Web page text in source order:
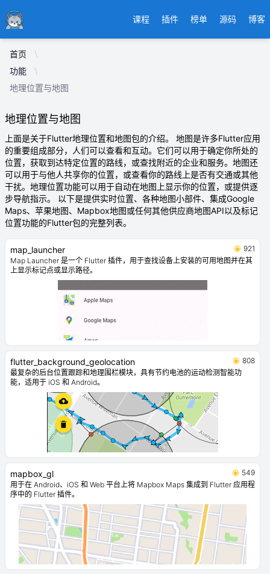
Ducafecat 课程 插件 榜单 源码 博客
首页
功能
地理位置与地图
地理位置与地图
上面是关于Flutter地理位置和地图包的介绍。 地图是许多Flutter应用
的重要组成部分，人们可以查看和互动。它们可以用于确定你所处的
位置，获取到达特定位置的路线，或查找附近的企业和服务。地图还
可以用于与他人共享你的位置，或查看你的路线上是否有交通或其他
干扰。地理位置功能可以用于自动在地图上显示你的位置，或提供逐
步导航指示。 以下是提供实时位置、各种地图小部件、集成Google
Maps、苹果地图、Mapbox地图或任何其他供应商地图API以及标记
位置功能的Flutter包的完整列表。
map_launcher
921
Map Launcher 是一个 Flutter 插件，用于查找设备上安装的可用地图并在其
上显示标记点或显示路径。
flutter_background_geolocation
808
最复杂的后台位置跟踪和地理围栏模块，具有节约电池的运动检测智能功
能，适用于 iOS 和 Android。
mapbox_gl
549
用于在 Android、iOS 和 Web 平台上将 Mapbox Maps 集成到 Flutter 应用程
序中的 Flutter 插件。